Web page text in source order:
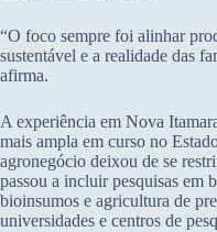
“O foco sempre foi alinhar
sustentável e a realidade das
afirma.
A experiência em Nova
mais ampla em curso no
agronegócio deixou de se
passou a incluir pesquisas em
bioinsumos e agricultura de
universidades e centros de